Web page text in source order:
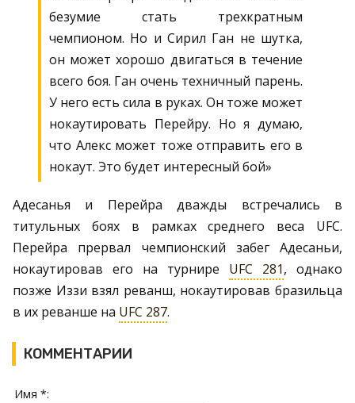
безумие стать трехкратным
чемпионом. Но и Сирил Ган не шутка,
он может хорошо двигаться в течение
всего боя. Ган очень техничный парень.
У него есть сила в руках. Он тоже может
нокаутировать Перейру. Но я думаю,
что Алекс может тоже отправить его в
нокаут. Это будет интересный бой»
Адесанья и Перейра дважды встречались в
титульных боях в рамках среднего веса UFC.
Перейра прервал чемпионский забег Адесаньи,
нокаутировав его на турнире UFC 281, однако
позже Иззи взял реванш, нокаутировав бразильца
в их реванше на UFC 287.
КОММЕНТАРИИ
Имя *: